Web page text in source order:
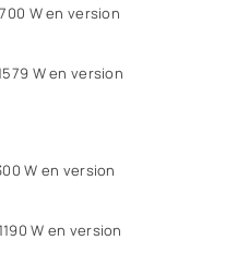
W en version
W en version
W en version
W en version